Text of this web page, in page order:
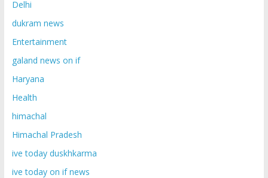
Delhi
dukram news
Entertainment
galand news on if
Haryana
Health
himachal
Himachal Pradesh
ive today duskhkarma
ive today on if news